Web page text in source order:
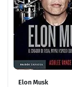
Elon Musk